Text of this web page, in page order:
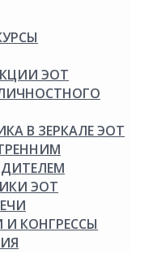
ЭОТ
В ЗЕРКАЛЕ ЭОТ
ЭОТ
КОНГРЕССЫ